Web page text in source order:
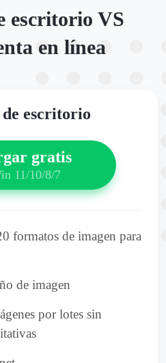
escritorio VS
en línea
escritorio
gratis
11/10/8/7
formatos de imagen para
de imagen
por lotes sin